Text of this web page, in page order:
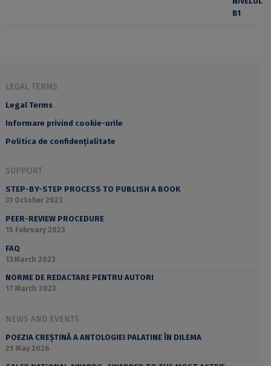
LEGAL TERMS
Legal Terms
Informare privind cookie-urile
Politica de confidențialitate
SUPPORT
STEP-BY-STEP PROCESS TO PUBLISH A BOOK
31 October 2023
PEER-REVIEW PROCEDURE
15 February 2023
FAQ
13 March 2023
NORME DE REDACTARE PENTRU AUTORI
17 March 2023
NEWS AND EVENTS
POEZIA CREȘTINĂ A ANTOLOGIEI PALATINE ÎN DILEMA
25 May 2026